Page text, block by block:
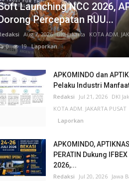
Launching NCC 2026,
Percepatan RUU...
Aug 7, 2026 DKI Jakarta
KOTA ADM.
0
19Laporkan
APKOMINDO dan
Pelaku Industri
Redaksi Jul 21, 2026 DKI
KOTA ADM. JAKARTA PUSAT
Laporkan
APKOMINDO,
PERATIN Dukung
2026,...
Redaksi Jul 20, 2026 Jawa